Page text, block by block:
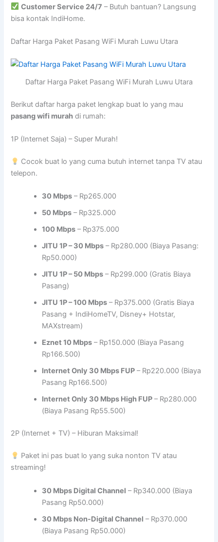
Customer Service 24/7 – Butuh bantuan? Langsung
bisa kontak IndiHome.
Daftar Harga Paket Pasang WiFi Murah Luwu Utara
Daftar Harga Paket Pasang WiFi Murah Luwu Utara
Berikut daftar harga paket lengkap buat lo yang mau
pasang wifi murah di rumah:
1P (Internet Saja) – Super Murah!
Cocok buat lo yang cuma butuh internet tanpa TV atau
telepon.
30 Mbps – Rp265.000
50 Mbps – Rp325.000
100 Mbps – Rp375.000
JITU 1P – 30 Mbps – Rp280.000 (Biaya Pasang:
Rp50.000)
JITU 1P – 50 Mbps – Rp299.000 (Gratis Biaya
Pasang)
JITU 1P – 100 Mbps – Rp375.000 (Gratis Biaya
Pasang + IndiHomeTV, Disney+ Hotstar,
MAXstream)
Eznet 10 Mbps – Rp150.000 (Biaya Pasang
Rp166.500)
Internet Only 30 Mbps FUP – Rp220.000 (Biaya
Pasang Rp166.500)
Internet Only 30 Mbps High FUP – Rp280.000
(Biaya Pasang Rp55.500)
2P (Internet + TV) – Hiburan Maksimal!
Paket ini pas buat lo yang suka nonton TV atau
streaming!
30 Mbps Digital Channel – Rp340.000 (Biaya
Pasang Rp50.000)
30 Mbps Non-Digital Channel – Rp370.000
(Biaya Pasang Rp50.000)